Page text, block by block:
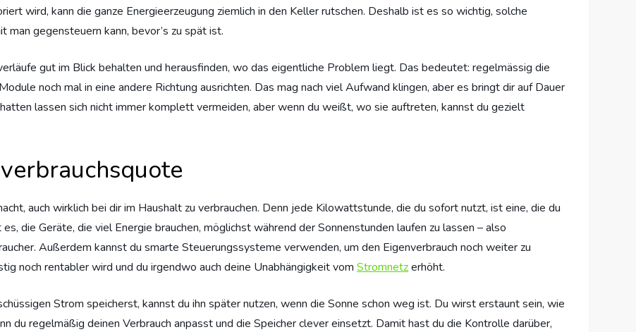
wird, kann die ganze Energieerzeugung ziemlich in den Keller rutschen. Deshalb ist es so wichtig, solche
man gegensteuern kann, bevor’s zu spät ist.
gut im Blick behalten und herausfinden, wo das eigentliche Problem liegt. Das bedeutet: regelmässig die
noch mal in eine andere Richtung ausrichten. Das mag nach viel Aufwand klingen, aber es bringt dir auf Dauer
lassen sich nicht immer komplett vermeiden, aber wenn du weißt, wo sie auftreten, kannst du gezielt
auch wirklich bei dir im Haushalt zu verbrauchen. Denn jede Kilowattstunde, die du sofort nutzt, ist eine, die du
die Geräte, die viel Energie brauchen, möglichst während der Sonnenstunden laufen zu lassen – also
Außerdem kannst du smarte Steuerungssysteme verwenden, um den Eigenverbrauch noch weiter zu
noch rentabler wird und du irgendwo auch deine Unabhängigkeit vomStromnetzerhöht.
Strom speicherst, kannst du ihn später nutzen, wenn die Sonne schon weg ist. Du wirst erstaunt sein, wie
du regelmäßig deinen Verbrauch anpasst und die Speicher clever einsetzt. Damit hast du die Kontrolle darüber,